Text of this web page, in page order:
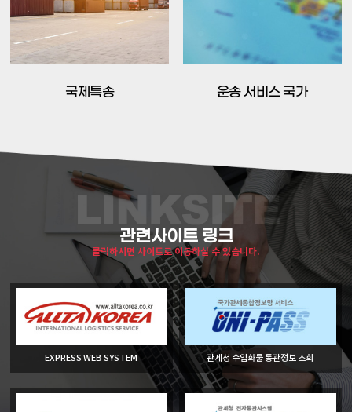
국제특송 운송 서비스 국가
관련사이트 링크
클릭하시면 사이트로 이동하실 수 있습니다.
EXPRESS WEB SYSTEM 관세청 수입화물 통관정보 조회